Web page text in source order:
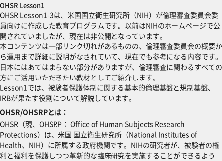
OHSR Lesson1
OHSR Lesson1-3は、米国国立衛生研究所（NIH）が倫理審査委員会委
員向けに作成した教育プログラムです。以前はNIHのホームページで公
開されていましたが、現在は非公開となっています。
本コンテンツは一部リンク切れがあるものの、倫理審査委員会の概要か
ら運用まで詳細に説明がなされていて、現在でも参考になる内容です。
日本にはあてはまらない部分がありますが、倫理審査に関わるすべての
方にご活用いただきたい教材としてご紹介します。
Lesson1では、被験者保護体制に関する基本的倫理基盤と規制基盤、
IRBが果たす役割について解説しています。
OHSR/OHSRPとは：
OHSR（現、OHSRP： Office of Human Subjects Research
Protections）は、米国 国立衛生研究所（National Institutes of
Health、NIH）に所属する政府機関です。NIHの研究者が、被験者の権
利と福利を保護しつつ革新的な臨床研究を実施することができるよう